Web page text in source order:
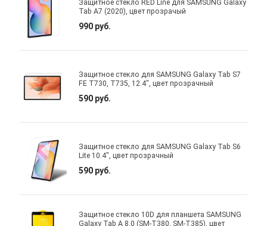
Защитное стекло RED Line для SAMSUNG Galaxy
Tab A7 (2020), цвет прозрачый
990 руб.
Защитное стекло для SAMSUNG Galaxy Tab S7
FE T730, T735, 12.4", цвет прозрачный
590 руб.
Защитное стекло для SAMSUNG Galaxy Tab S6
Lite 10.4", цвет прозрачный
590 руб.
Защитное стекло 10D для планшета SAMSUNG
Galaxy Tab A 8.0 (SM-T380, SM-T385), цвет